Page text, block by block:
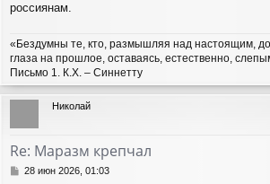
россиянам.
«Бездумны те, кто, размышляя над настоящим,
глаза на прошлое, оставаясь, естественно,
Письмо 1. К.Х. – Синнетту
Николай
Re: Маразм крепчал
С28 июн 2026, 01:03